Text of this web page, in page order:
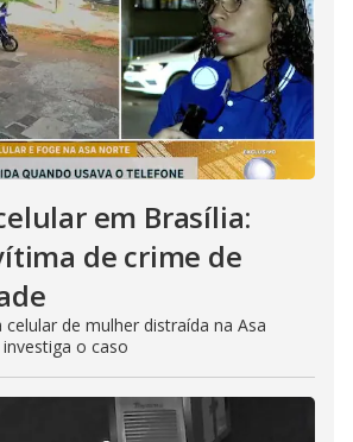
em Brasília:
de crime de
de mulher distraída na Asa
o caso